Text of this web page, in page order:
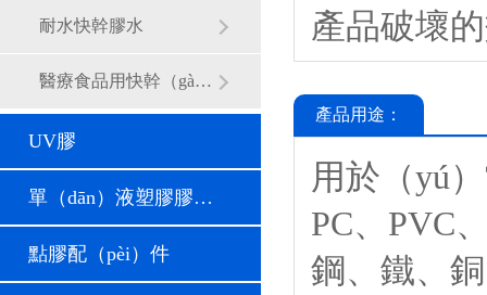
耐水快幹膠水
醫療食品用快幹（gàn）膠
UV膠
單（dān）液塑膠膠（jiāo）水
點膠配（pèi）件
產品破壞
產品用途：
用於（yú
PC、PVC
鋼、鐵、